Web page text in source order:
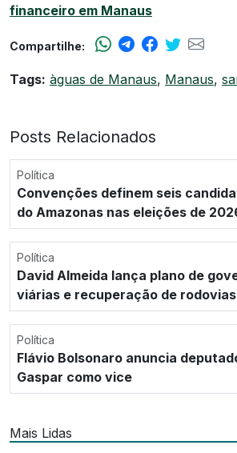
financeiro em Manaus
Compartilhe:
Tags: àguas de Manaus, Manaus,
Posts Relacionados
Política
Convenções definem seis
do Amazonas nas eleições de
Política
David Almeida lança plano de
viárias e recuperação de
Política
Flávio Bolsonaro anuncia
Gaspar como vice
Mais Lidas